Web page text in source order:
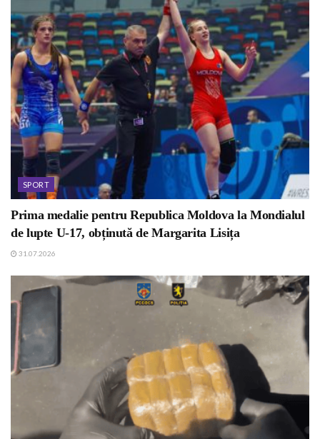
SPORT
Prima medalie pentru Republica Moldova la Mondialul
de lupte U-17, obținută de Margarita Lisița
31.07.2026